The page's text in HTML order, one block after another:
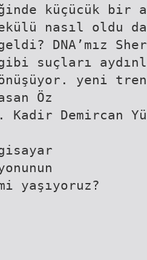
küçücük bir
nasıl oldu
DNA’mız
gibi suçları
yeni
Öz
Kadir Demircan
yaşıyoruz?